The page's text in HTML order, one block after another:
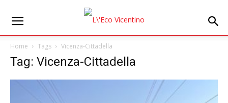
Home Tags Vicenza-Cittadella
Tag: Vicenza-Cittadella